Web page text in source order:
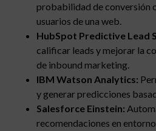
probabilidad de conversión
usuarios de una web.
HubSpot Predictive Lead
calificar leads y mejorar la
de inbound marketing.
IBM Watson Analytics:
y generar predicciones
Salesforce Einstein:
recomendaciones en